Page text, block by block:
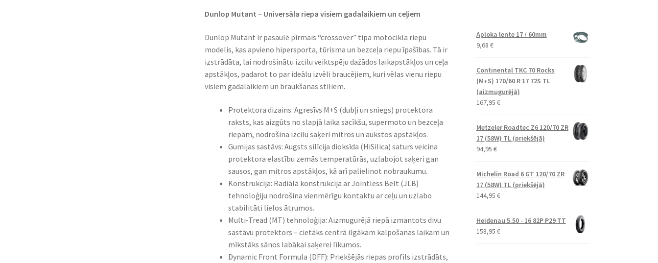
Dunlop Mutant – Universāla riepa visiem gadalaikiem un ceļiem
Dunlop Mutant ir pasaulē pirmais “crossover” tipa motocikla riepu
modelis, kas apvieno hipersporta, tūrisma un bezceļa riepu īpašības. Tā ir
izstrādāta, lai nodrošinātu izcilu veiktspēju dažādos laikapstākļos un ceļa
apstākļos, padarot to par ideālu izvēli braucējiem, kuri vēlas vienu riepu
visiem gadalaikiem un braukšanas stiliem.
Protektora dizains: Agresīvs M+S (dubļi un sniegs) protektora
raksts, kas aizgūts no slapjā laika sacīkšu, supermoto un bezceļa
riepām, nodrošina izcilu saķeri mitros un aukstos apstākļos.
Gumijas sastāvs: Augsts silīcija dioksīda (HiSilica) saturs veicina
protektora elastību zemās temperatūrās, uzlabojot saķeri gan
sausos, gan mitros apstākļos, kā arī palielinot nobraukumu.
Konstrukcija: Radiālā konstrukcija ar Jointless Belt (JLB)
tehnoloģiju nodrošina vienmērīgu kontaktu ar ceļu un uzlabo
stabilitāti lielos ātrumos.
Multi-Tread (MT) tehnoloģija: Aizmugurējā riepā izmantots divu
sastāvu protektors – cietāks centrā ilgākam kalpošanas laikam un
mīkstāks sānos labākai saķerei līkumos.
Dynamic Front Formula (DFF): Priekšējās riepas profils izstrādāts,
Aploka lente 17 / 60mm
9,68 €
Continental TKC 70 Rocks
(M+S) 170/60 R 17 72S TL
(aizmugurējā)
167,95 €
Metzeler Roadtec Z6 120/70 ZR
17 (58W) TL (priekšējā)
94,95 €
Michelin Road 6 GT 120/70 ZR
17 (58W) TL (priekšējā)
144,95 €
Heidenau 5.50 - 16 82P P29 TT
158,95 €